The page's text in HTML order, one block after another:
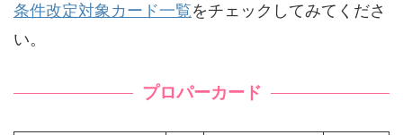
条件改定対象カード一覧をチェックしてみてくださ
い。
プロパーカード